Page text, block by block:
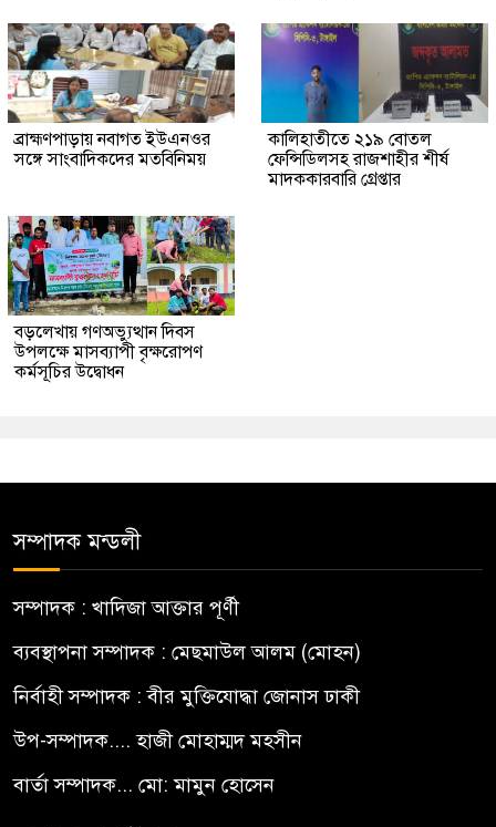
ব্রাহ্মণপাড়ায় নবাগত ইউএনওর
সঙ্গে সাংবাদিকদের মতবিনিময়
কালিহাতীতে ২১৯ বোতল
ফেন্সিডিলসহ রাজশাহীর শীর্ষ
মাদককারবারি গ্রেপ্তার
বড়লেখায় গণঅভ্যুত্থান দিবস
উপলক্ষে মাসব্যাপী বৃক্ষরোপণ
কর্মসূচির উদ্বোধন
সম্পাদক মন্ডলী
সম্পাদক : খাদিজা আক্তার পূর্ণী
ব্যবস্থাপনা সম্পাদক : মেছমাউল আলম (মোহন)
নির্বাহী সম্পাদক : বীর মুক্তিযোদ্ধা জোনাস ঢাকী
উপ-সম্পাদক.... হাজী মোহাম্মদ মহসীন
বার্তা সম্পাদক... মো: মামুন হোসেন